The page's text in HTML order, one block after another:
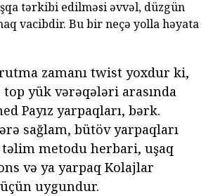
tərkibi edilməsi əvvəl, düzgün
vacibdir. Bu bir neçə yolla həyata
zamanı twist yoxdur ki,
top yük vərəqələri arasında
Payız yarpaqları, bərk.
sağlam, bütöv yarpaqları
təlim metodu herbari, uşaq
və ya yarpaq Kolajlar
uygundur.